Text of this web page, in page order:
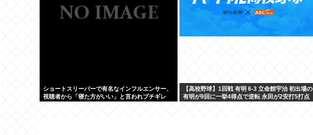
ショートスリーパーで有名なインフルエンサー、
視聴者から「寝た方がいい」と言われブチギレ
【高校野球】1回戦 有明 6-3 立命館宇治 初出場の
有明が9回に一挙4得点で逆転 永田が2安打5打点